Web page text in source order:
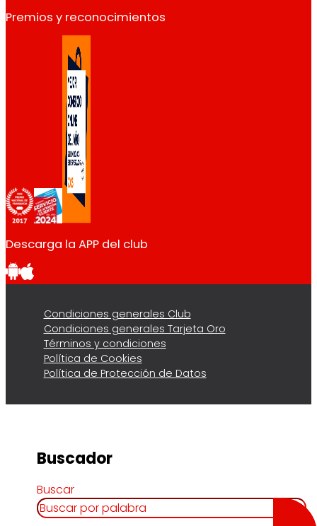
Premios y reconocimientos
Descarga la APP del club
Condiciones generales Club
Condiciones generales Tarjeta Oro
Términos y condiciones
Política de Cookies
Política de Protección de Datos
Buscador
Buscar